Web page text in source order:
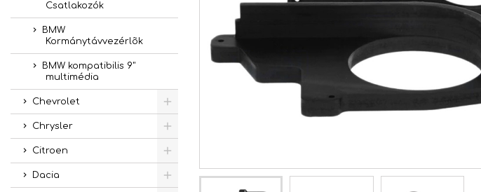
Csatlakozók
BMW
Kormánytávvezérlõk
BMW kompatibilis 9"
multimédia
Chevrolet
Chrysler
Citroen
Dacia